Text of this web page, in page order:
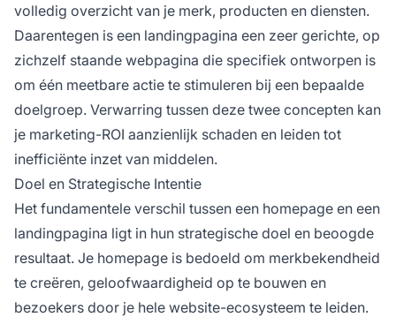
volledig overzicht van je merk, producten en diensten.
Daarentegen is een landingpagina een zeer gerichte, op
zichzelf staande webpagina die specifiek ontworpen is
om één meetbare actie te stimuleren bij een bepaalde
doelgroep. Verwarring tussen deze twee concepten kan
je marketing-ROI aanzienlijk schaden en leiden tot
inefficiënte inzet van middelen.
Doel en Strategische Intentie
Het fundamentele verschil tussen een homepage en een
landingpagina ligt in hun strategische doel en beoogde
resultaat. Je homepage is bedoeld om merkbekendheid
te creëren, geloofwaardigheid op te bouwen en
bezoekers door je hele website-ecosysteem te leiden.